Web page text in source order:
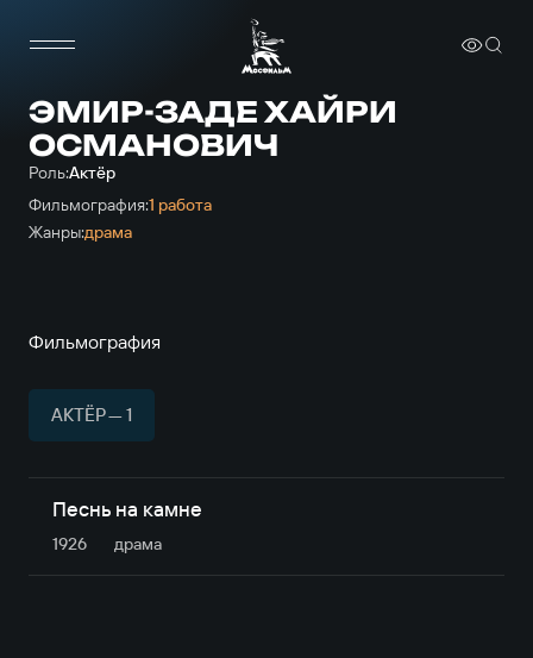
ЭМИР-ЗАДЕ ХАЙРИ
ОСМАНОВИЧ
Роль:Актёр
Фильмография:1 работа
Жанры:драма
Фильмография
АКТЁР — 1
Песнь на камне
1926 драма